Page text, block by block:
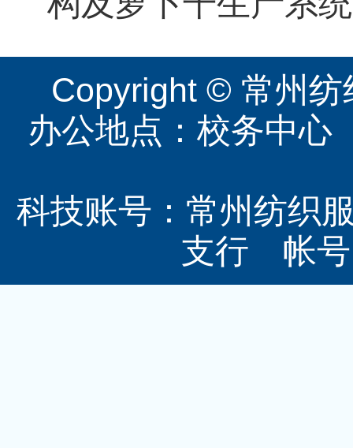
Copyright © 常州纺
办公地点：校务中
科技账号：常州纺织
支行 帐号